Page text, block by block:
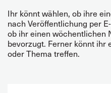
Ihr könnt wählen, ob ihre
nach Veröffentlichung per
ob ihr einen wöchentlichen
bevorzugt. Ferner könnt ihr
oder Thema treffen.